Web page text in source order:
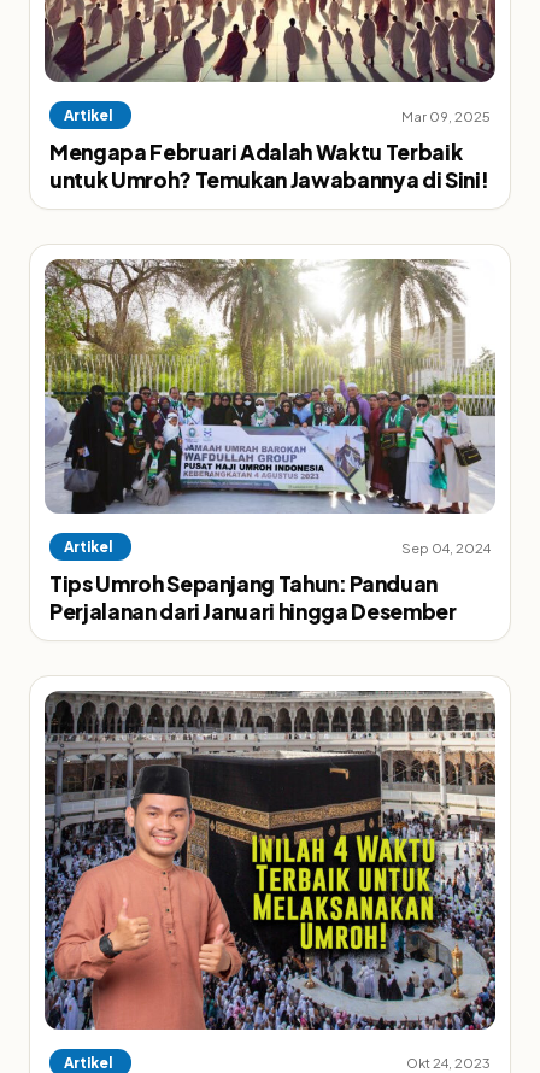
Artikel Mar 09, 2025
Mengapa Februari Adalah Waktu Terbaik
untuk Umroh? Temukan Jawabannya di Sini!
Artikel Sep 04, 2024
Tips Umroh Sepanjang Tahun: Panduan
Perjalanan dari Januari hingga Desember
Artikel Okt 24, 2023